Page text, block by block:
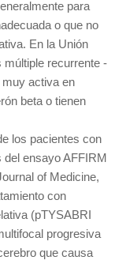
para
o que no
En la Unión
múltiple recurrente -
activa en
beta o tienen
los pacientes con
ensayo AFFIRM
of Medicine,
con
(pTYSABRI
progresiva
que causa